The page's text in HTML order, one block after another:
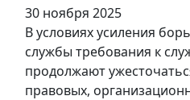
30 ноября 2025
В условиях усиления
службы требования к
продолжают
правовых,